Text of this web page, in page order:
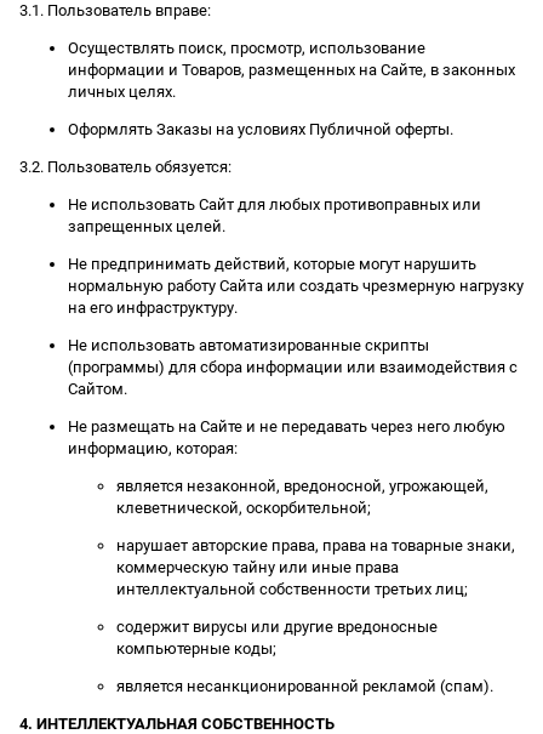
3.1. Пользователь вправе:
Осуществлять поиск, просмотр, использование
информации и Товаров, размещенных на Сайте, в законных
личных целях.
Оформлять Заказы на условиях Публичной оферты.
3.2. Пользователь обязуется:
Не использовать Сайт для любых противоправных или
запрещенных целей.
Не предпринимать действий, которые могут нарушить
нормальную работу Сайта или создать чрезмерную нагрузку
на его инфраструктуру.
Не использовать автоматизированные скрипты
(программы) для сбора информации или взаимодействия с
Сайтом.
Не размещать на Сайте и не передавать через него любую
информацию, которая:
является незаконной, вредоносной, угрожающей,
клеветнической, оскорбительной;
нарушает авторские права, права на товарные знаки,
коммерческую тайну или иные права
интеллектуальной собственности третьих лиц;
содержит вирусы или другие вредоносные
компьютерные коды;
является несанкционированной рекламой (спам).
4. ИНТЕЛЛЕКТУАЛЬНАЯ СОБСТВЕННОСТЬ